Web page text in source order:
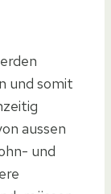
und somit
aussen
und